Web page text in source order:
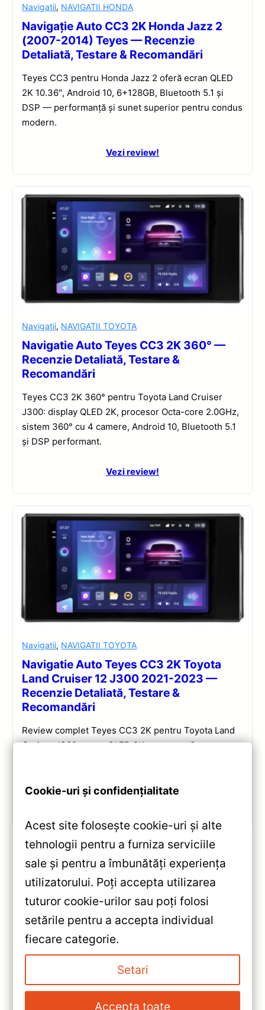
Navigatii, NAVIGATII HONDA
Navigație Auto CC3 2K Honda Jazz 2
(2007-2014) Teyes — Recenzie
Detaliată, Testare & Recomandări
Teyes CC3 pentru Honda Jazz 2 oferă ecran QLED
2K 10.36″, Android 10, 6+128GB, Bluetooth 5.1 și
DSP — performanță și sunet superior pentru condus
modern.
Vezi review!
Navigatii, NAVIGATII TOYOTA
Navigatie Auto Teyes CC3 2K 360° —
Recenzie Detaliată, Testare &
Recomandări
Teyes CC3 2K 360° pentru Toyota Land Cruiser
J300: display QLED 2K, procesor Octa-core 2.0GHz,
sistem 360° cu 4 camere, Android 10, Bluetooth 5.1
și DSP performant.
Vezi review!
Navigatii, NAVIGATII TOYOTA
Navigatie Auto Teyes CC3 2K Toyota
Land Cruiser 12 J300 2021-2023 —
Recenzie Detaliată, Testare &
Recomandări
Review complet Teyes CC3 2K pentru Toyota Land
Cruiser J300: ecran QLED 2K, procesor Octa-core
«Navigatie Auto Teyes CC3 Split
Audi A4 B6 2000-2006 4+32GB
9″ QLED Octa-core 1.8Ghz —
Recenzie Detaliată, Testare &
Recomandări
TEYES CC3L 10.2" IPS pentru
Chevrolet Captiva 2011-2016 —
Recenzie Detaliată, Testare &
Recomandări
Cookie-uri și confidențialitate
Acest site folosește cookie-uri și alte
tehnologii pentru a furniza serviciile
sale și pentru a îmbunătăți experiența
utilizatorului. Poți accepta utilizarea
tuturor cookie-urilor sau poți folosi
setările pentru a accepta individual
fiecare categorie.
Setari
Accepta toate